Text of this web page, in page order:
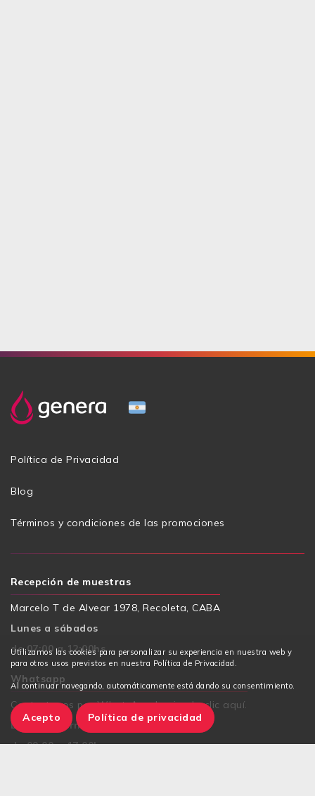
Utilizamos las cookies para personalizar su experiencia en nuestra web y
para otros usos previstos en nuestra Política de Privacidad.
Al continuar navegando, automáticamente está dando su consentimiento.
Acepto Política de privacidad
Política de Privacidad
Blog
Términos y condiciones de las promociones
Recepción de muestras
Marcelo T de Alvear 1978, Recoleta, CABA
Lunes a sábados
de 07:00 a 12:00hs
Whatsapp
Contactanos por WhatsApp, haciendo clic aquí.
Lunes a viernes
de 09:00 a 17:00hs